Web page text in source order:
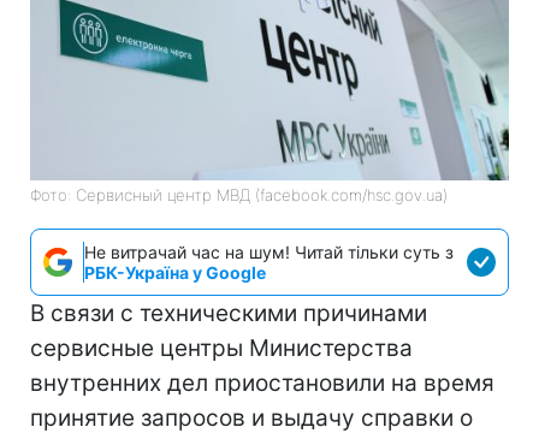
Фото: Сервисный центр МВД (facebook.com/hsc.gov.ua)
Не витрачай час на шум! Читай тільки суть з
РБК-Україна у Google
В связи с техническими причинами
сервисные центры Министерства
внутренних дел приостановили на время
принятие запросов и выдачу справки о